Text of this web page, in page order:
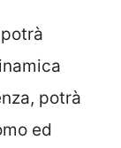
potrà
ed